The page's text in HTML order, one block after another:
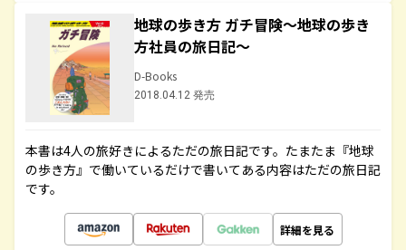
地球の歩き方 ガチ冒険～地球の歩き
方社員の旅日記～
D-Books
2018.04.12 発売
本書は4人の旅好きによるただの旅日記です。たまたま『地球
の歩き方』で働いているだけで書いてある内容はただの旅日記
です。
詳細を見る